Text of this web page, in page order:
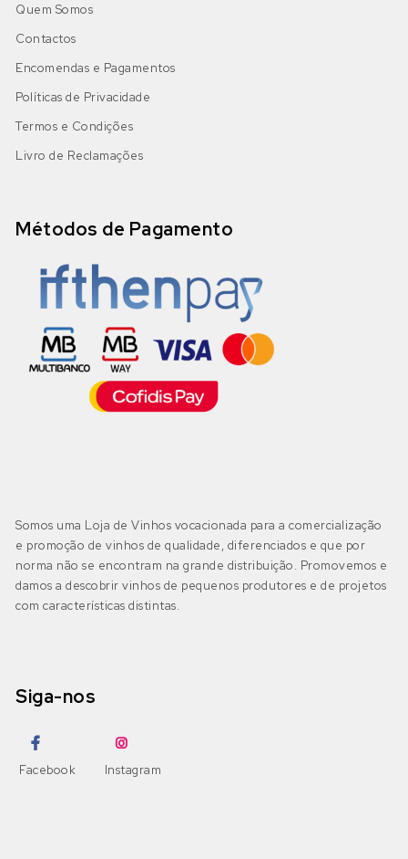
Quem Somos
Contactos
Encomendas e Pagamentos
Políticas de Privacidade
Termos e Condições
Livro de Reclamações
Métodos de Pagamento
Somos uma Loja de Vinhos vocacionada para a comercialização
e promoção de vinhos de qualidade, diferenciados e que por
norma não se encontram na grande distribuição. Promovemos e
damos a descobrir vinhos de pequenos produtores e de projetos
com características distintas.
Siga-nos
Facebook Instagram